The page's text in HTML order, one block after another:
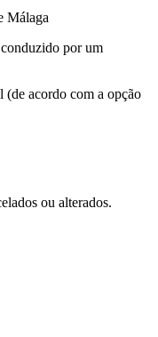
Málaga
por um
(de acordo com a opção
ou alterados.